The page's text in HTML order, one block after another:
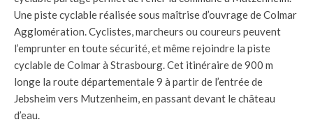
Une piste cyclable réalisée sous maîtrise d’ouvrage de Colmar
Agglomération. Cyclistes, marcheurs ou coureurs peuvent
l’emprunter en toute sécurité, et même rejoindre la piste
cyclable de Colmar à Strasbourg. Cet itinéraire de 900 m
longe la route départementale 9 à partir de l’entrée de
Jebsheim vers Mutzenheim, en passant devant le château
d’eau.